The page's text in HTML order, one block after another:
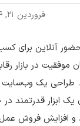
فروردین ۲۱, ۱۴۰۴
حضور آنلاین برای
موفقیت در بازار
یک وب‌سایت
یک ابزار قدرتمند
و افزایش فروش